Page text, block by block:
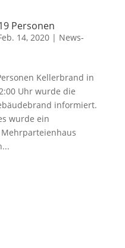
Personen
14, 2020| News-
Kellerbrand in
Uhr wurde die
informiert.
wurde ein